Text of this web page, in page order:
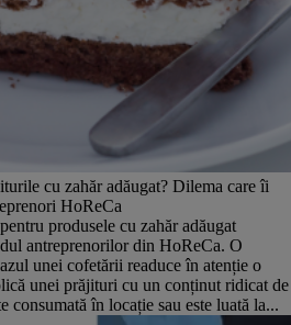
cu zahăr adăugat? Dilema care îi
HoReCa
produsele cu zahăr adăugat
antreprenorilor din HoReCa. O
unei cofetării readuce în atenție o
unei prăjituri cu un conținut ridicat de
consumată în locație sau este luată la...